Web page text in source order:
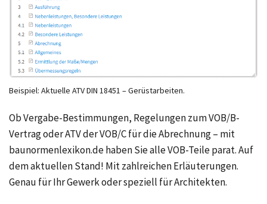
Beispiel: Aktuelle ATV DIN 18451 – Gerüstarbeiten.
Ob Vergabe-Bestimmungen, Regelungen zum VOB/B-
Vertrag oder ATV der VOB/C für die Abrechnung – mit
baunormenlexikon.de haben Sie alle VOB-Teile parat. Auf
dem aktuellen Stand! Mit zahlreichen Erläuterungen.
Genau für Ihr Gewerk oder speziell für Architekten.